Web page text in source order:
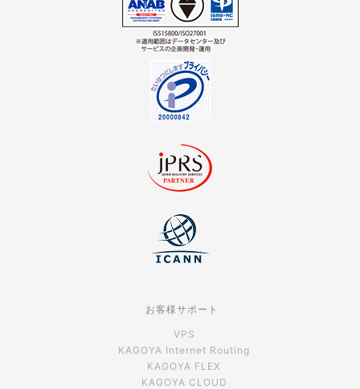
お客様サポート
VPS
KAGOYA Internet Routing
KAGOYA FLEX
KAGOYA CLOUD